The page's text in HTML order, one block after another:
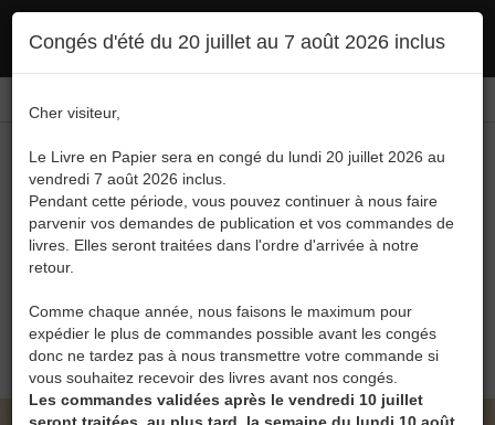
l'utilisation :politique en matière de confidentialité Accepter
Congés d'été du 20 juillet au 7 août 2026 inclus
Cher visiteur,
Le Livre en Papier sera en congé du lundi 20 juillet 2026 au
vendredi 7 août 2026 inclus.
Pendant cette période, vous pouvez continuer à nous faire
parvenir vos demandes de publication et vos commandes de
livres. Elles seront traitées dans l'ordre d'arrivée à notre
retour.
Comme chaque année, nous faisons le maximum pour
expédier le plus de commandes possible avant les congés
donc ne tardez pas à nous transmettre votre commande si
vous souhaitez recevoir des livres avant nos congés.
Les commandes validées après le vendredi 10 juillet
Menu
0